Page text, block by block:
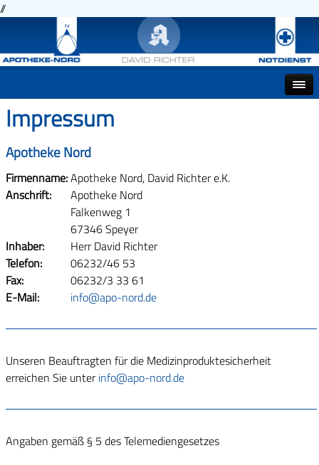
//
Impressum
Apotheke Nord
Firmenname:Apotheke Nord, David Richter e.K.
Anschrift:
Apotheke Nord
Falkenweg 1
67346 Speyer
Inhaber:
Herr David Richter
Telefon:
06232/46 53
Fax:
06232/3 33 61
E-Mail:
info@apo-nord.de
Unseren Beauftragten für die Medizinproduktesicherheit
erreichen Sie unterinfo@apo-nord.de
Angaben gemäß § 5 des Telemediengesetzes